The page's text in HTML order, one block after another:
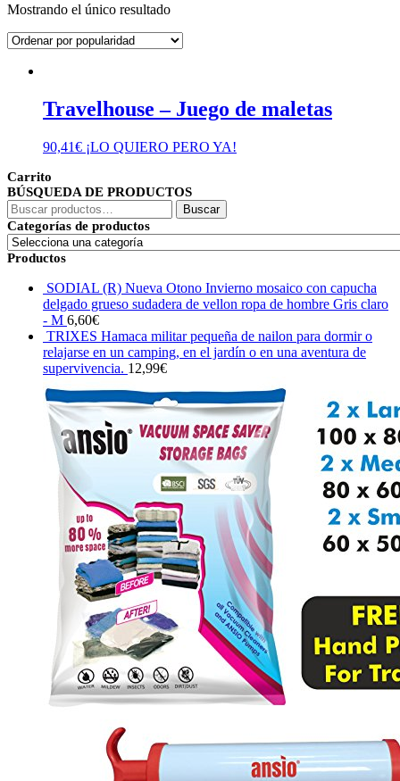
Mostrando el único resultado
Travelhouse – Juego de maletas
90,41€ ¡LO QUIERO PERO YA!
Carrito
BÚSQUEDA DE PRODUCTOS
Buscar
por:
Buscar
Categorías de productos
Productos
SODIAL (R) Nueva Otono Invierno mosaico con capucha
delgado grueso sudadera de vellon ropa de hombre Gris claro
- M 6,60€
TRIXES Hamaca militar pequeña de nailon para dormir o
relajarse en un camping, en el jardín o en una aventura de
supervivencia. 12,99€